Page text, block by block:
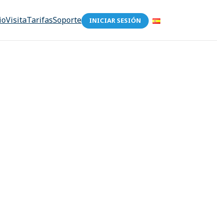
VisitaTarifasSoporte INICIAR SESIÓN